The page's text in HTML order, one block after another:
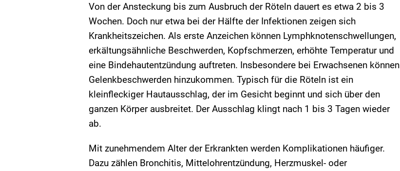
Von der Ansteckung bis zum Ausbruch der Röteln dauert es etwa 2 bis 3
Wochen. Doch nur etwa bei der Hälfte der Infektionen zeigen sich
Krankheitszeichen. Als erste Anzeichen können Lymphknotenschwellungen,
erkältungsähnliche Beschwerden, Kopfschmerzen, erhöhte Temperatur und
eine Bindehautentzündung auftreten. Insbesondere bei Erwachsenen können
Gelenkbeschwerden hinzukommen. Typisch für die Röteln ist ein
kleinfleckiger Hautausschlag, der im Gesicht beginnt und sich über den
ganzen Körper ausbreitet. Der Ausschlag klingt nach 1 bis 3 Tagen wieder
ab.
Mit zunehmendem Alter der Erkrankten werden Komplikationen häufiger.
Dazu zählen Bronchitis, Mittelohrentzündung, Herzmuskel- oder